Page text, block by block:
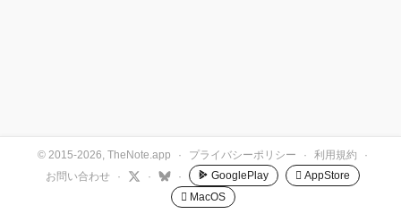
© 2015-2026, TheNote.app · プライバシーポリシー · 利用規約
·
お問い合わせ
· · · GooglePlay
 AppStore
 MacOS